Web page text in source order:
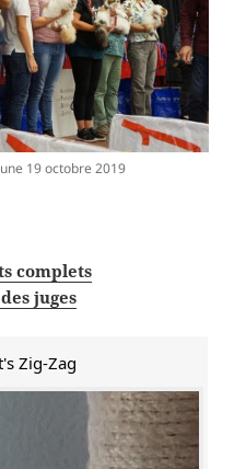
19 octobre 2019
complets
juges
Zig-Zag